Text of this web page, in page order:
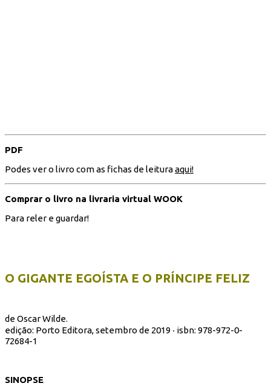
PDF
Podes ver o livro com as fichas de leituraaqui!
Comprar o livro na livraria virtual WOOK
Para reler e guardar!
O GIGANTE EGOÍSTA E O PRÍNCIPE FELIZ
de Oscar Wilde.
edição: Porto Editora, setembro de 2019 ‧ isbn: 978-972-0-
72684-1
SINOPSE